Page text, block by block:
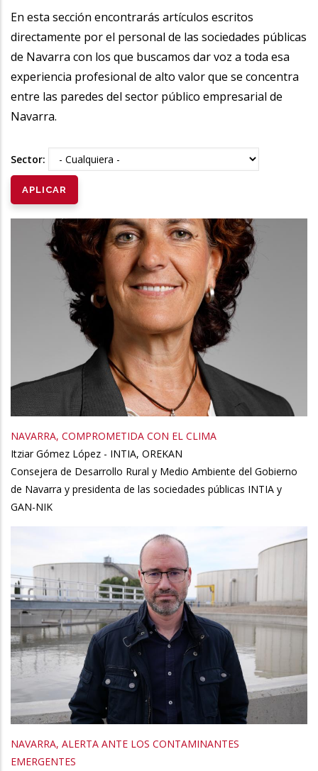
la
navegación
En esta sección encontrarás artículos escritos
directamente por el personal de las sociedades públicas
de Navarra con los que buscamos dar voz a toda esa
experiencia profesional de alto valor que se concentra
entre las paredes del sector público empresarial de
Navarra.
Sector:
NAVARRA, COMPROMETIDA CON EL CLIMA
Itziar Gómez López - INTIA, OREKAN
Consejera de Desarrollo Rural y Medio Ambiente del Gobierno
de Navarra y presidenta de las sociedades públicas INTIA y
GAN-NIK
NAVARRA, ALERTA ANTE LOS CONTAMINANTES
EMERGENTES